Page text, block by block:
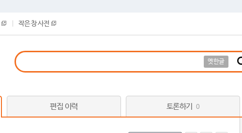
작은 창 사전
옛한글
편집 이력 토론하기 0